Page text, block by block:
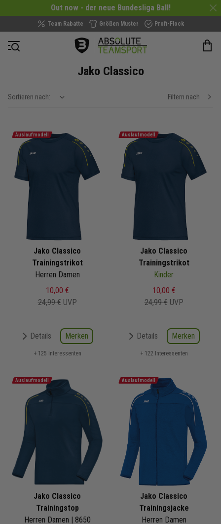
Out now - der neue Bundesliga Ball!
Team Rabatte Größen Muster Profi-Flock
Navigation öffnen
Jako Classico
Sortieren nach: show filteroptions Filtern nach
Auslaufmodell
Jako Classico
Trainingstrikot
Herren Damen
10,00 €
24,99 € UVP
Details Merken
+ 125 Interessenten
Auslaufmodell
Jako Classico
Trainingstrikot
Kinder
10,00 €
24,99 € UVP
Details Merken
+ 122 Interessenten
Auslaufmodell
Jako Classico
Trainingstop
Herren Damen | 8650
Auslaufmodell
Jako Classico
Trainingsjacke
Herren Damen